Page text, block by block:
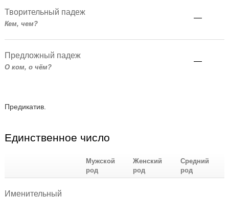
Творительный падеж
Кем, чем?
—
Предложный падеж
О ком, о чём?
—
Предикатив.
Единственное число
Мужской
род
Женский
род
Средний
род
Именительный